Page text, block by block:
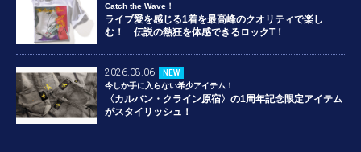
Catch the Wave！
ライブ愛を感じる1着を最高峰のクオリティで楽し
む！ 伝説の熱狂を体感できるロックT！
2026.08.06
NEW
今しか手に入らない希少アイテム！
〈カルバン・クライン原宿〉の1周年記念限定アイテム
がスタイリッシュ！